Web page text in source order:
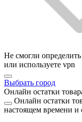
Не смогли
или используете vpn
Выбрать город
Онлайн остатки
Онлайн остатки
настоящем времени и